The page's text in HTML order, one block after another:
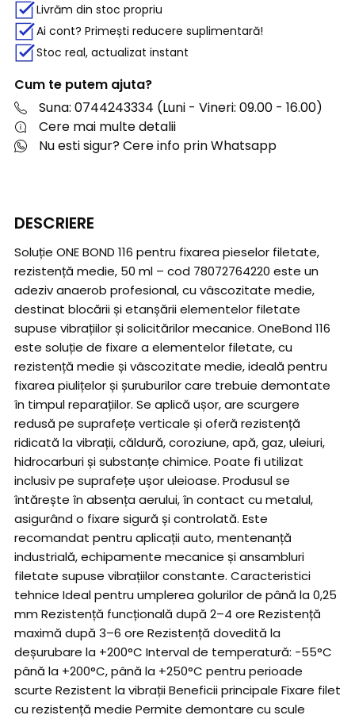
Livrăm din stoc propriu
Ai cont? Primești reducere suplimentară!
Stoc real, actualizat instant
Cum te putem ajuta?
Suna: 0744243334 (Luni - Vineri: 09.00 - 16.00)
Cere mai multe detalii
Nu esti sigur? Cere info prin Whatsapp
DESCRIERE
Soluție ONE BOND 116 pentru fixarea pieselor filetate,
rezistență medie, 50 ml – cod 78072764220 este un
adeziv anaerob profesional, cu vâscozitate medie,
destinat blocării și etanșării elementelor filetate
supuse vibrațiilor și solicitărilor mecanice. OneBond 116
este soluție de fixare a elementelor filetate, cu
rezistență medie și vâscozitate medie, ideală pentru
fixarea piulițelor și șuruburilor care trebuie demontate
în timpul reparațiilor. Se aplică ușor, are scurgere
redusă pe suprafețe verticale și oferă rezistență
ridicată la vibrații, căldură, coroziune, apă, gaz, uleiuri,
hidrocarburi și substanțe chimice. Poate fi utilizat
inclusiv pe suprafețe ușor uleioase. Produsul se
întărește în absența aerului, în contact cu metalul,
asigurând o fixare sigură și controlată. Este
recomandat pentru aplicații auto, mentenanță
industrială, echipamente mecanice și ansambluri
filetate supuse vibrațiilor constante. Caracteristici
tehnice Ideal pentru umplerea golurilor de până la 0,25
mm Rezistență funcțională după 2–4 ore Rezistență
maximă după 3–6 ore Rezistență dovedită la
deșurubare la +200°C Interval de temperatură: -55°C
până la +200°C, până la +250°C pentru perioade
scurte Rezistent la vibrații Beneficii principale Fixare filet
cu rezistență medie Permite demontare cu scule